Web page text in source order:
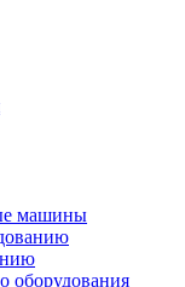
машины
оборудования